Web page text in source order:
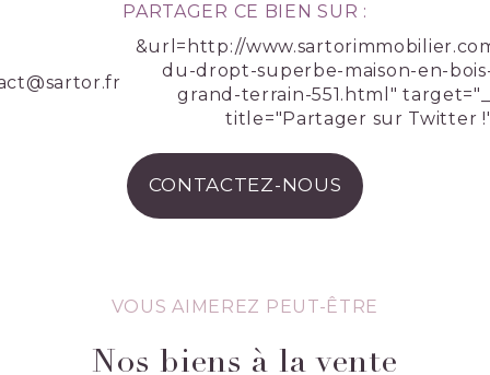
PARTAGER CE BIEN SUR :
&url=http://
du-dropt-superbe-maison-en-
grand-terrain-551.html"
title="Partager sur Twitter
CONTACTEZ-NOUS
VOUS AIMEREZ PEUT-ÊTRE
Nos biens à la vente